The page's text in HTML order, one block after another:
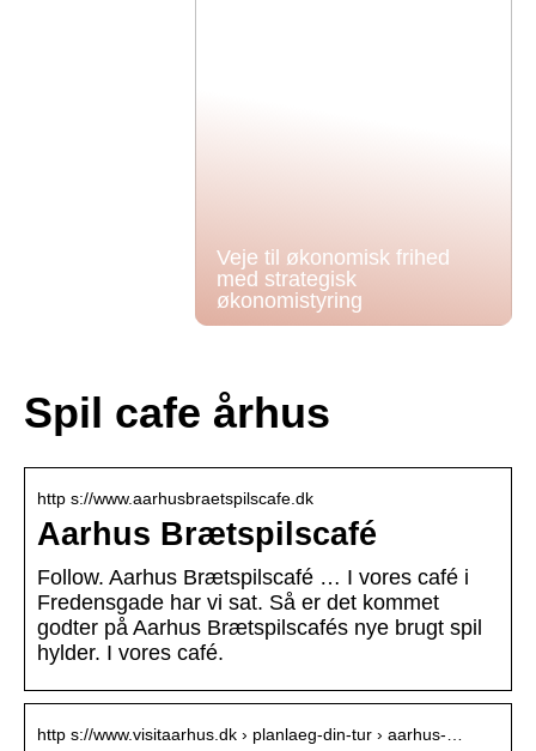
Veje til økonomisk frihed
med strategisk
økonomistyring
Spil cafe århus
http s://www.aarhusbraetspilscafe.dk
Aarhus Brætspilscafé
Follow. Aarhus Brætspilscafé … I vores café i
Fredensgade har vi sat. Så er det kommet
godter på Aarhus Brætspilscafés nye brugt spil
hylder. I vores café.
http s://www.visitaarhus.dk › planlaeg-din-tur › aarhus-…